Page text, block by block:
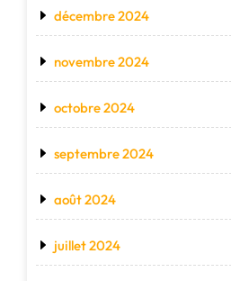
décembre 2024
novembre 2024
octobre 2024
septembre 2024
août 2024
juillet 2024